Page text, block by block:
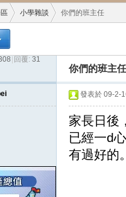
›
小學雜談 你們的班主任
回覆: 31
你們的班主任
發表於 09-2-
家長日後
已經一d
有過好的